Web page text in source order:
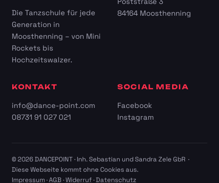
Die Tanzschule für jede
Generation in
Moosthenning – von Mini
Rockets bis
Hochzeitswalzer.
84164 Moosthenning
KONTAKT
info@dance-point.com
08731 91 027 021
SOCIAL MEDIA
Facebook
Instagram
© 2026 DANCEPOINT · Inh. Sebastian und Sandra Zele GbR ·
Diese Webseite kommt ohne Cookies aus.
Impressum·AGB ·Widerruf·Datenschutz